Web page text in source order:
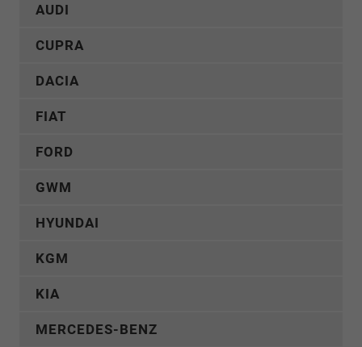
AUDI
CUPRA
DACIA
FIAT
FORD
GWM
HYUNDAI
KGM
KIA
MERCEDES-BENZ